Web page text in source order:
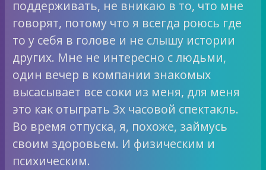
поддерживать, не вникаю в то, что мне
говорят, потому что я всегда роюсь где
то у себя в голове и не слышу истории
других. Мне не интересно с людьми,
один вечер в компании знакомых
высасывает все соки из меня, для меня
это как отыграть 3х часовой спектакль.
Во время отпуска, я, похоже, займусь
своим здоровьем. И физическим и
психическим.